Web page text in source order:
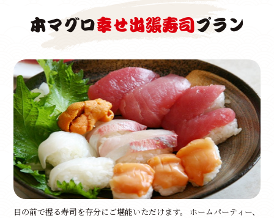
本マグロ幸せ出張寿司プラン
目の前で握る寿司を存分にご堪能いただけます。 ホームパーティー、